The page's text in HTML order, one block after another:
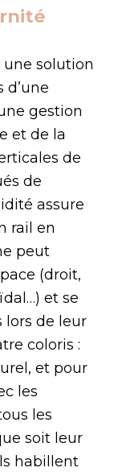
solution
gestion
et de la
de
de
assure
rail en
peut
(droit,
et se
lors de leur
coloris :
et pour
les
les
soit leur
habillent